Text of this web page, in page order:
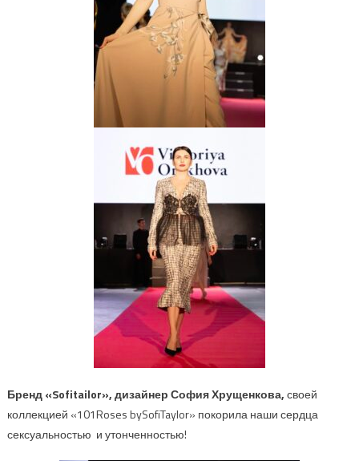
Бренд«Sofitailor»,дизайнер СофияХрущенкова,своей
коллекцией «101RosesbySofiTaylor» покорила наши сердца
сексуальностью и утонченностью!